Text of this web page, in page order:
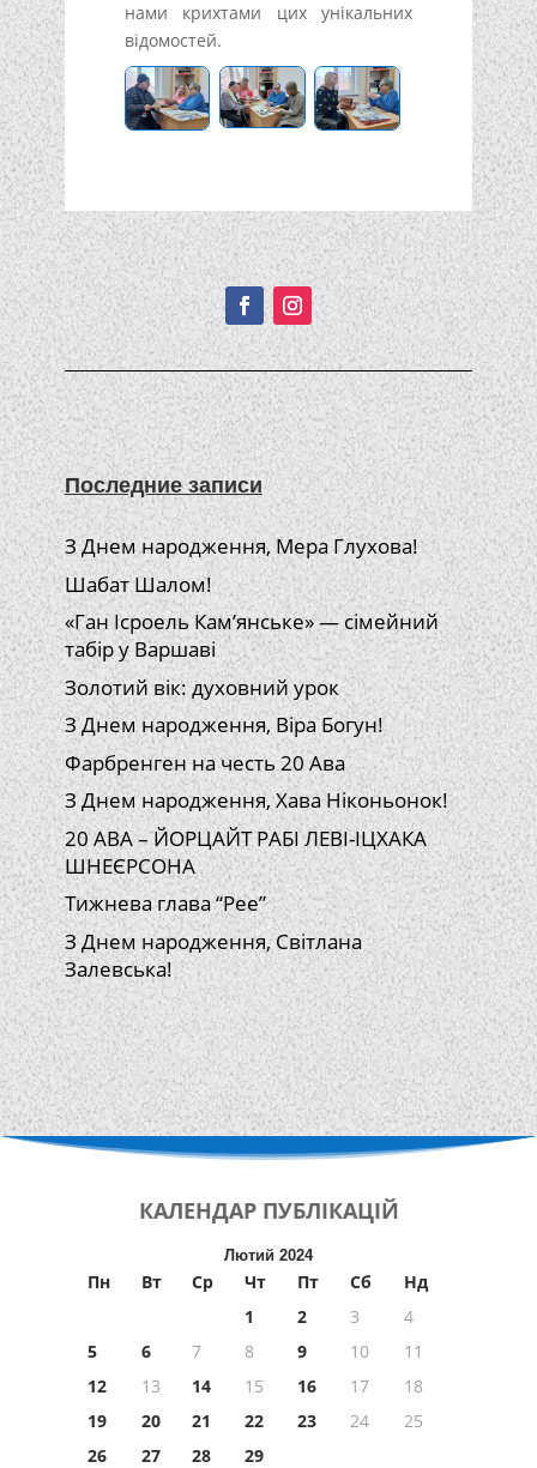
нами крихтами цих унікальних
відомостей.
Подписывайтесь!
Последние записи
З Днем народження, Мера Глухова!
Шабат Шалом!
«Ган Ісроель Кам’янське» — сімейний
табір у Варшаві
Золотий вік: духовний урок
З Днем народження, Віра Богун!
Фарбренген на честь 20 Ава
З Днем народження, Хава Ніконьонок!
20 АВА – ЙОРЦАЙТ РАБІ ЛЕВІ-ІЦХАКА
ШНЕЄРСОНА
Тижнева глава “Рее”
З Днем народження, Світлана
Залевська!
КАЛЕНДАР ПУБЛІКАЦІЙ
Лютий 2024
Пн Вт Ср Чт Пт Сб
Нд
1
2 3
4
5
6 7 8 9 10
11
12
13 14 15 16 17
18
19
20 21 22 23 24
25
26
27 28
29